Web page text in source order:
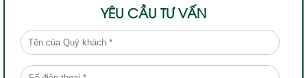
YÊU CẦU TƯ VẤN